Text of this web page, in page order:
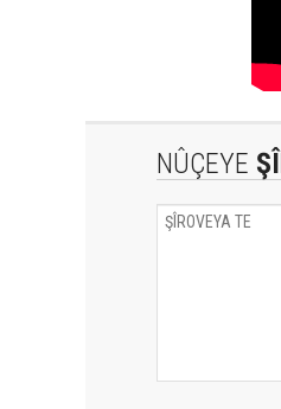
NÛÇEYE